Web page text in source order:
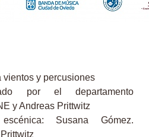
vientos y percusiones
por el departamento
y Andreas Prittwitz
Susana Gómez.